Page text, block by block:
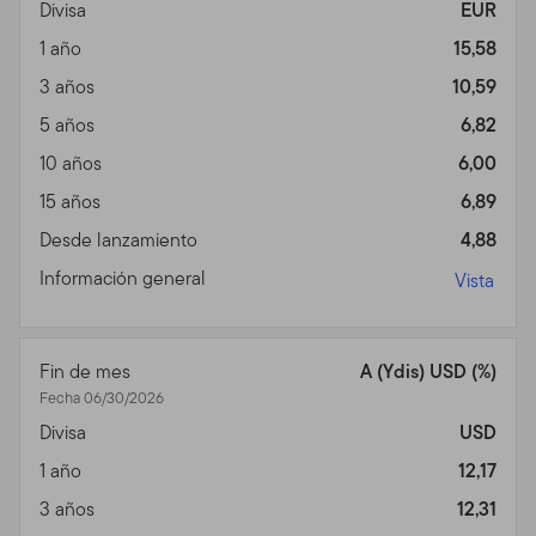
Divisa
EUR
1 año
15,58
3 años
10,59
5 años
6,82
10 años
6,00
15 años
6,89
Desde lanzamiento
4,88
Información general
Vista
Fin de mes
Fecha 06/30/2026
A (Ydis) USD (%)
Divisa
USD
1 año
12,17
3 años
12,31
de inversiones operando como Franklin Templeton
Investments. A través de varias entidades, Franklin
Templeton Investments provee servicios de inversión,
Estados Unidos a los Fondos Franklin, Templeton y
Franklin Mutual Series y a cuentas institucionales, al
igual que servicios de cuentas internacionales
corredores calificados,
asesores profesionales e
inversionistas
calificados que tienen clientes que residen fuera de los